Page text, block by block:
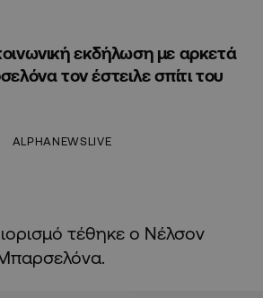
εκδήλωση με αρκετά
τον έστειλε σπίτι του
ALPHANEWSLIVE
τέθηκε ο Νέλσον